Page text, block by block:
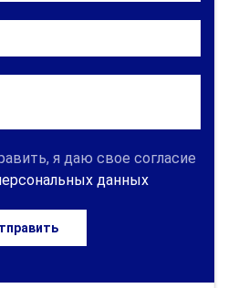
я даю свое согласие
данных